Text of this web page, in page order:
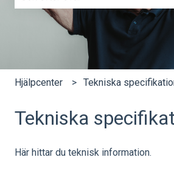
Det finns inga förslag eftersom
Hjälpcenter Tekniska
Tekniska
Här hittar du teknisk information.